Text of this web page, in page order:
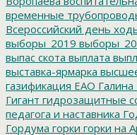
временные
Всероссийский день
выборы_2019
выпас скота выплата
выставка-ярмарка
газификация ЕАО
Гигант гидрозащитные
педагога и наставника
Гордума горки горки на